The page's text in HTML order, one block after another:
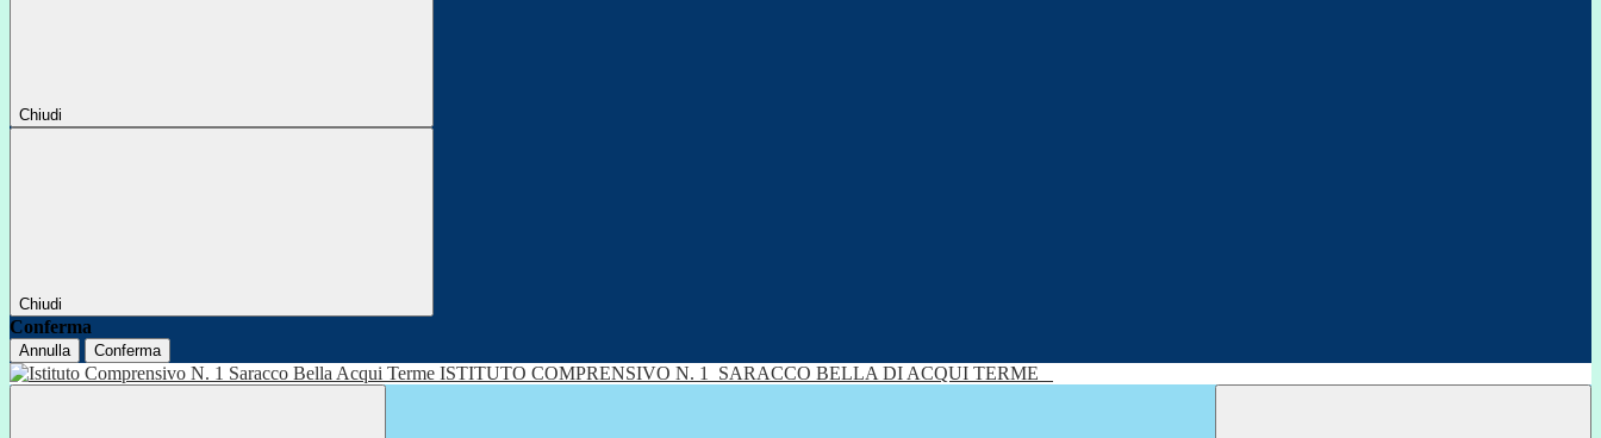
Chiudi
Chiudi
Conferma
Annulla Conferma
ISTITUTO COMPRENSIVO N. 1 SARACCO BELLA DI ACQUI TERME